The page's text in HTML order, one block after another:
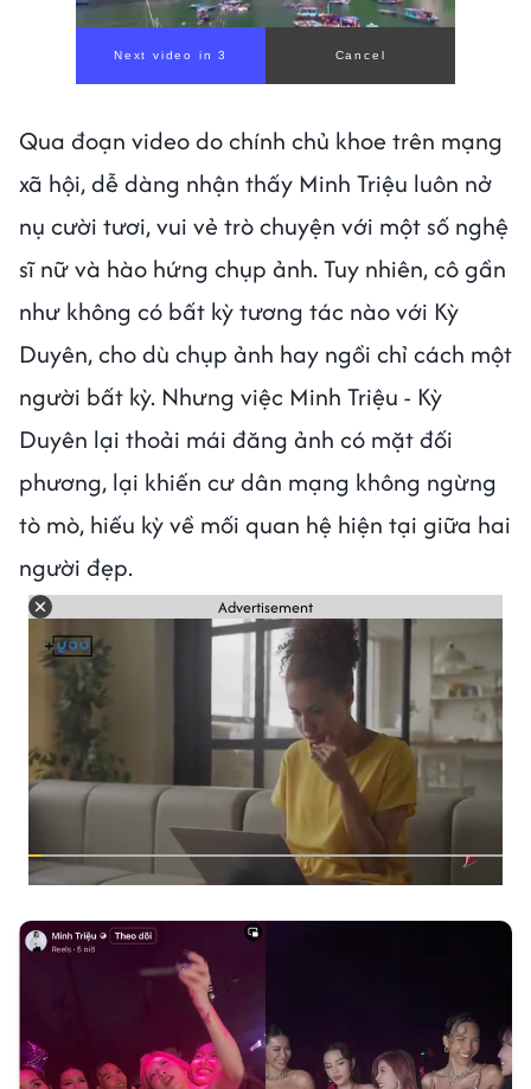
Next video in 1 Cancel
Qua đoạn video do chính chủ khoe trên mạng
xã hội, dễ dàng nhận thấy Minh Triệu luôn nở
nụ cười tươi, vui vẻ trò chuyện với một số nghệ
sĩ nữ và hào hứng chụp ảnh. Tuy nhiên, cô gần
như không có bất kỳ tương tác nào với Kỳ
Duyên, cho dù chụp ảnh hay ngồi chỉ cách một
người bất kỳ. Nhưng việc Minh Triệu - Kỳ
Duyên lại thoải mái đăng ảnh có mặt đối
phương, lại khiến cư dân mạng không ngừng
tò mò, hiếu kỳ về mối quan hệ hiện tại giữa hai
người đẹp.
Advertisement